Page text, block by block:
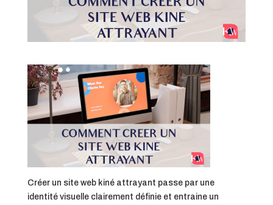
Créer un site web kiné attrayant passe par une
identité visuelle clairement définie et entraine un